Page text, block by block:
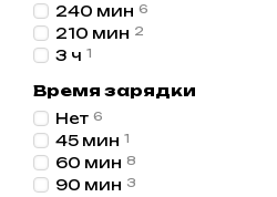
240 мин 6
210 мин 2
3 ч 1
Время зарядки
Нет 6
45 мин 1
60 мин 8
90 мин 3